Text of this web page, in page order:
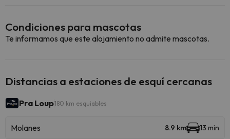
Condiciones para mascotas
Te informamos que este alojamiento no admite mascotas.
Distancias a estaciones de esquí cercanas
Pra Loup180 km esquiables
Molanes 8.9 km 13 min